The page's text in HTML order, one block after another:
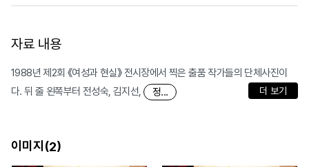
자료 내용
1988년 제2회 《여성과 현실》 전시장에서 찍은 출품 작가들의 단체사진이
다. 뒤 줄 왼쪽부터 전성숙, 김지선,
정... 더 보기
이미지(2)